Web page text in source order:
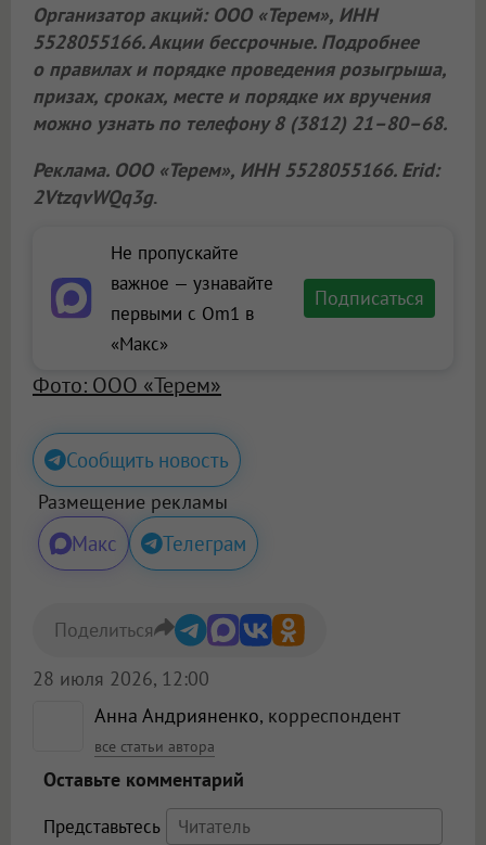
Организатор акций: ООО «Терем», ИНН
5528055166. Акции бессрочные. Подробнее
о правилах и порядке проведения розыгрыша,
призах, сроках, месте и порядке их вручения
можно узнать по телефону 8 (3812) 21–80–68.
Реклама. ООО «Терем», ИНН 5528055166. Erid:
2VtzqvWQq3g.
Не пропускайте
важное — узнавайте
первыми с Om1 в
«Макс»
Подписаться
Фото: ООО «Терем»
Сообщить новость
Размещение рекламы
Макс Телеграм
Анна Андрияненко, корреспондент
все статьи автора
28 июля 2026, 12:00
Поделиться
Оставьте комментарий
Представьтесь